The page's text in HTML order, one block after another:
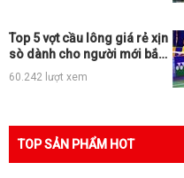
Top 5 vợt cầu lông giá rẻ xịn
sò dành cho người mới bắt
đầu
60.242 lượt xem
TOP SẢN PHẨM HOT